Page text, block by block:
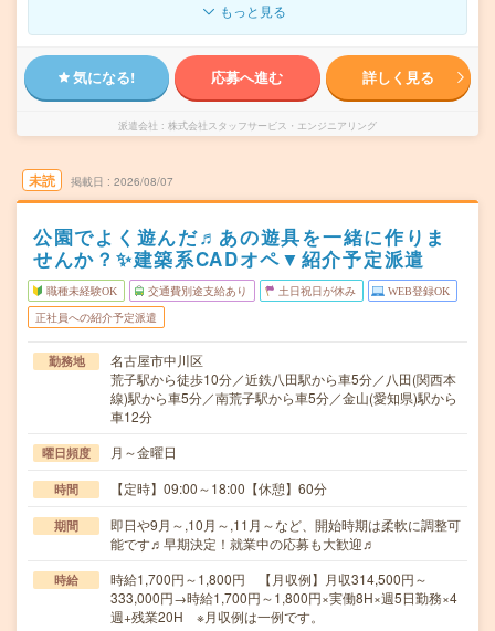
もっと見る
気になる! 応募へ進む 詳しく見る
派遣会社 株式会社スタッフサービス・エンジニアリング
未読 掲載日 2026/08/07
公園でよく遊んだ♬あの遊具を一緒に作りま
せんか？✨建築系CADオペ▼紹介予定派遣
職種未経験OK 交通費別途支給あり 土日祝日が休み WEB登録OK
正社員への紹介予定派遣
勤務地
名古屋市中川区
荒子駅から徒歩10分／近鉄八田駅から車5分／八田(関西本
線)駅から車5分／南荒子駅から車5分／金山(愛知県)駅から
車12分
曜日頻度 月～金曜日
時間 【定時】09:00～18:00【休憩】60分
期間
即日や9月～,10月～,11月～など、開始時期は柔軟に調整可
能です♬早期決定！就業中の応募も大歓迎♬
時給
時給1,700円～1,800円 【月収例】月収314,500円～
333,000円→時給1,700円～1,800円×実働8H×週5日勤務×4
週+残業20H ※月収例は一例です。